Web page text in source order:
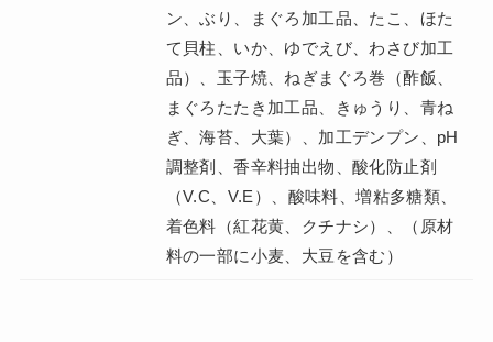
ン、ぶり、まぐろ加工品、たこ、ほた
て貝柱、いか、ゆでえび、わさび加工
品）、玉子焼、ねぎまぐろ巻（酢飯、
まぐろたたき加工品、きゅうり、青ね
ぎ、海苔、大葉）、加工デンプン、pH
調整剤、香辛料抽出物、酸化防止剤
（V.C、V.E）、酸味料、増粘多糖類、
着色料（紅花黄、クチナシ）、（原材
料の一部に小麦、大豆を含む）